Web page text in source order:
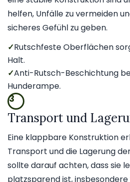
helfen, Unfälle zu vermeiden
sicheres Gefühl zu geben.
✓Rutschfeste Oberflächen
Halt.
✓Anti-Rutsch-Beschichtung
Hunderampe.
3
Transport und
Eine klappbare Konstruktion
Transport und die Lagerung
sollte darauf achten, dass sie
platzsparend ist,